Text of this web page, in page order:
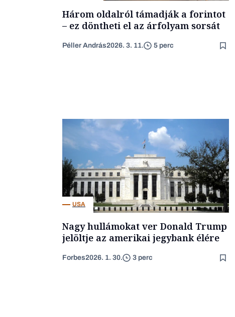
Három oldalról támadják a forintot
– ez döntheti el az árfolyam sorsát
Péller András2026. 3. 11. 5 perc
USA
Nagy hullámokat ver Donald Trump
jelöltje az amerikai jegybank élére
Forbes2026. 1. 30. 3 perc